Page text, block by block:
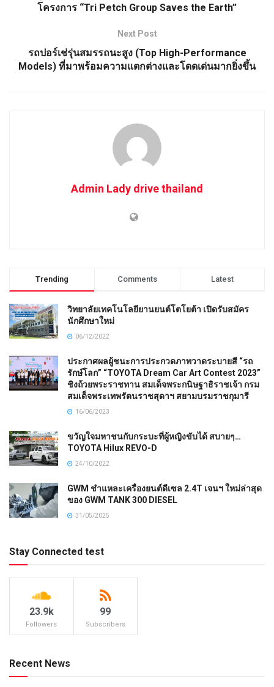
โครงการ “Tri Petch Group Saves the Earth”
Next Post
รถปอร์เช่รุ่นสมรรถนะสูง (Top High-Performance
Models) ที่มาพร้อมความแตกต่างและโดดเด่นมากยิ่งขึ้น
Admin Lady drive thailand
Trending Comments Latest
วิทยาลัยเทคโนโลยียานยนต์โตโยต้า เปิดรับสมัคร
นักศึกษาใหม่
06/12/2022
ประกาศผลผู้ชนะการประกวดภาพวาดระบายสี “รถ
รักษ์โลก” “TOYOTA Dream Car Art Contest 2023”
ชิงถ้วยพระราชทาน สมเด็จพระกนิษฐาธิราชเจ้า กรม
สมเด็จพระเทพรัตนราชสุดาฯ สยามบรมราชกุมารี
16/06/2023
ขวัญใจมหาชนกับกระบะที่ผู้หญิงขับได้ สบายๆ…
TOYOTA Hilux REVO-D
24/10/2022
GWM ชำแหละเครื่องยนต์ดีเซล 2.4T เจนฯ ใหม่ล่าสุด
ของ GWM TANK 300 DIESEL
31/05/2025
Stay Connected test
23.9k
Followers
99
Subscribers
Recent News